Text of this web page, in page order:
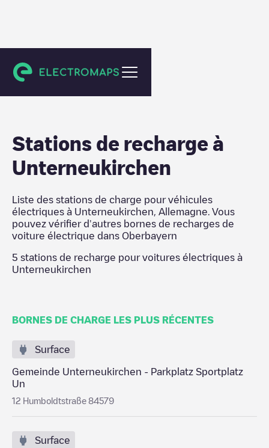
Oberbayern
Stations de recharge à
Unterneukirchen
Liste des stations de charge pour véhicules
électriques à Unterneukirchen Allemagne . Vous
pouvez vérifier d'autres bornes de recharges de
voiture électrique dans Oberbayern
5 stations de recharge pour voitures électriques à
Unterneukirchen
BORNES DE CHARGE LES PLUS RÉCENTES
Surface
Gemeinde Unterneukirchen - Parkplatz Sportplatz
Un
12 Humboldtstraße 84579
Surface